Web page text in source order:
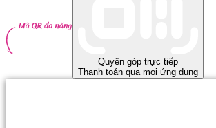
Quyên góp trực tiếp
Thanh toán qua mọi ứng dụng